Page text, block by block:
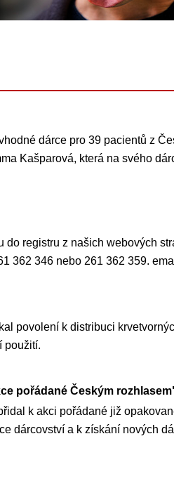
dárce pro 39 pacientů z
Kašparová, která na svého
registru z našich webových
362 346 nebo 261 362 359.
povolení k distribuci
použití.
pořádané Českým
k akci pořádané již
dárcovství a k získání nových